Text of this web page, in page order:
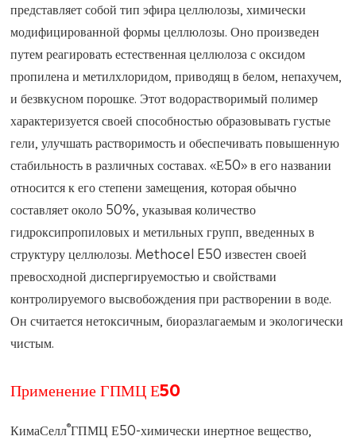
представляет собой тип эфира целлюлозы, химически
модифицированной формы целлюлозы. Оно произведен
путем реагировать естественная целлюлоза с оксидом
пропилена и метилхлоридом, приводящ в белом, непахучем,
и безвкусном порошке. Этот водорастворимый полимер
характеризуется своей способностью образовывать густые
гели, улучшать растворимость и обеспечивать повышенную
стабильность в различных составах. «Е50» в его названии
относится к его степени замещения, которая обычно
составляет около 50%, указывая количество
гидроксипропиловых и метильных групп, введенных в
структуру целлюлозы. Methocel E50 известен своей
превосходной диспергируемостью и свойствами
контролируемого высвобождения при растворении в воде.
Он считается нетоксичным, биоразлагаемым и экологически
чистым.
Применение ГПМЦ Е50
КимаСелл®ГПМЦ Е50-химически инертное вещество,